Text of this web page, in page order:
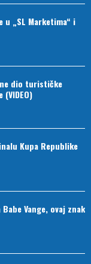
„SL Marketima“ i
dio turističke
Kupa Republike
Vange, ovaj znak